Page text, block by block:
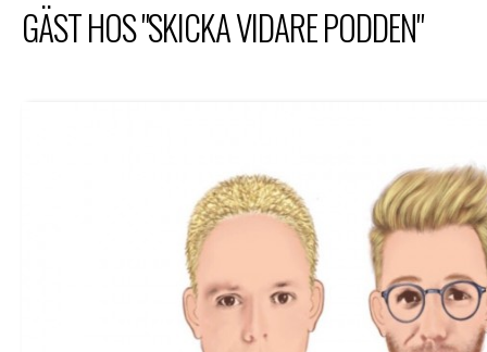
GÄST HOS "SKICKA VIDARE PODDEN"